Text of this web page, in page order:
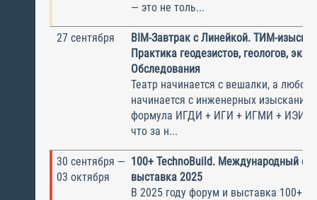
— это не толь...
27 сентября
BIM-Завтрак с Линейкой. ТИМ-
Практика геодезистов, геологов,
Обследования
Театр начинается с вешалки, а любой
начинается с инженерных изысканий.
формула ИГДИ + ИГИ + ИГМИ + ИЭИ
что за н...
30 сентября —
03 октября
100+ TechnoBuild. Международный
выставка 2025
В 2025 году форум и выставка 100+